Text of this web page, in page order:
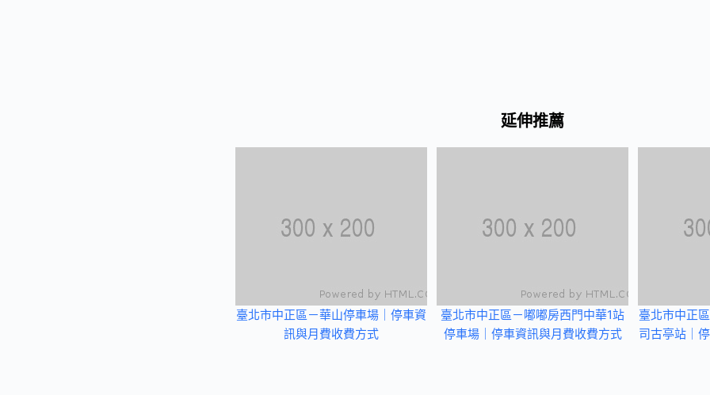
延伸推薦
臺北市中正區－華山停車場｜停車資
訊與月費收費方式
臺北市中正區－嘟嘟房西門中華1站
停車場｜停車資訊與月費收費方式
臺北市中正
司古亭站｜